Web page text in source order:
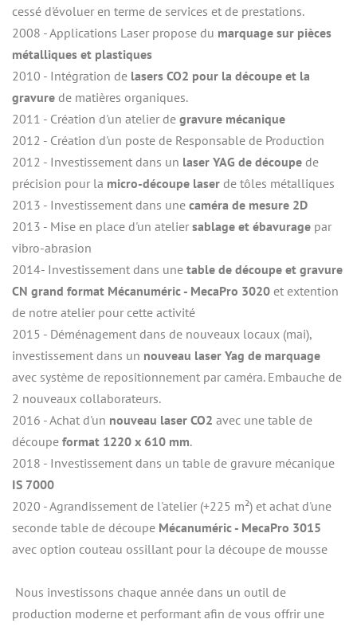
cessé d'évoluer en terme de services et de prestations.
2008 - Applications Laser propose du marquage sur pièces
métalliques et plastiques
2010 - Intégration de lasers CO2 pour la découpe et la
gravure de matières organiques.
2011 - Création d'un atelier de gravure mécanique
2012 - Création d'un poste de Responsable de Production
2012 - Investissement dans un laser YAG de découpe de
précision pour la micro-découpe laser de tôles métalliques
2013 - Investissement dans une caméra de mesure 2D
2013 - Mise en place d'un atelier sablage et ébavurage par
vibro-abrasion
2014- Investissement dans une table de découpe et gravure
CN grand format Mécanuméric - MecaPro 3020 et extention
de notre atelier pour cette activité
2015 - Déménagement dans de nouveaux locaux (mai),
investissement dans un nouveau laser Yag de marquage
avec système de repositionnement par caméra. Embauche de
2 nouveaux collaborateurs.
2016 - Achat d'un nouveau laser CO2 avec une table de
découpe format 1220 x 610 mm.
2018 - Investissement dans un table de gravure mécanique
IS 7000
2020 - Agrandissement de l'atelier (+225 m²) et achat d'une
seconde table de découpe Mécanuméric - MecaPro 3015
avec option couteau ossillant pour la découpe de mousse
Nous investissons chaque année dans un outil de
production moderne et performant afin de vous offrir une